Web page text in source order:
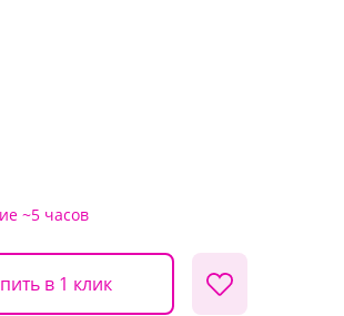
~5 часов
в 1 клик